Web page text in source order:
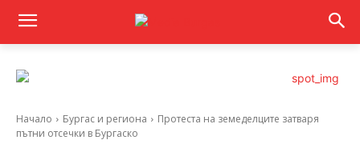
Начало Бургас и региона
Протеста на земеделците затваря
пътни отсечки в Бургаско